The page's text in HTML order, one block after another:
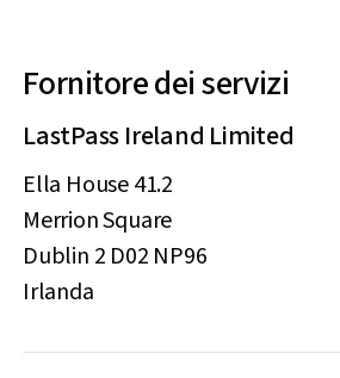
Fornitore dei servizi
LastPass Ireland Limited
Ella House 41.2
Merrion Square
Dublin 2 D02 NP96
Irlanda